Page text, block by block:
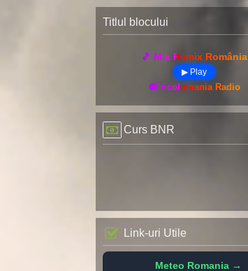
Titlul blocului
🎵 Mix Remix România
▶ Play
📻 Ecolomania Radio
Curs BNR
Link-uri Utile
Meteo Romania →